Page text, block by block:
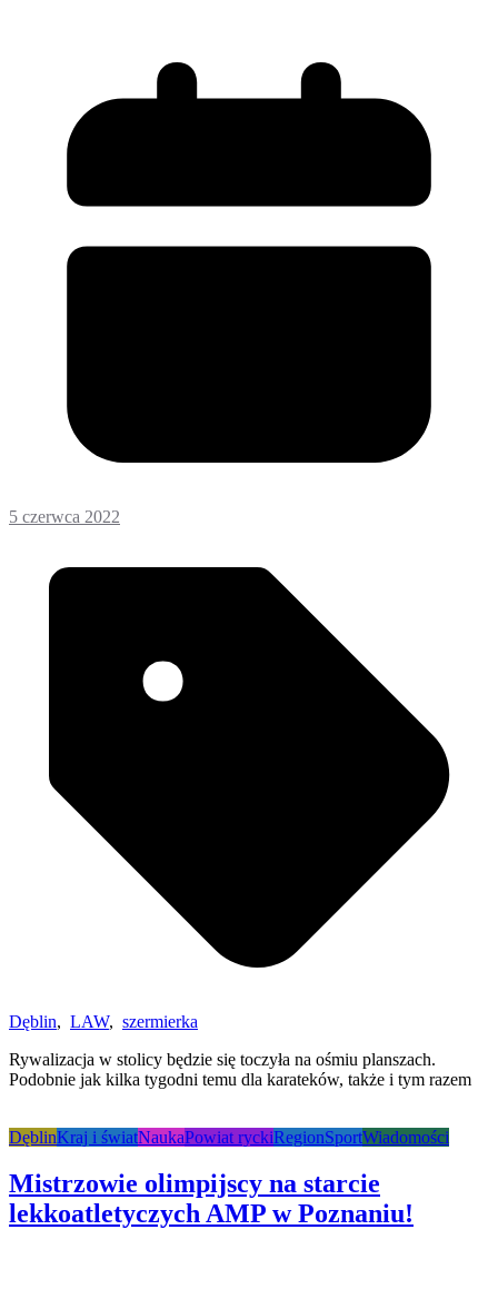
5 czerwca 2022
Dęblin, LAW, szermierka
Rywalizacja w stolicy będzie się toczyła na ośmiu planszach.
Podobnie jak kilka tygodni temu dla karateków, także i tym razem
DęblinKraj i światNaukaPowiat ryckiRegionSportWiadomości
Mistrzowie olimpijscy na starcie
lekkoatletyczych AMP w Poznaniu!